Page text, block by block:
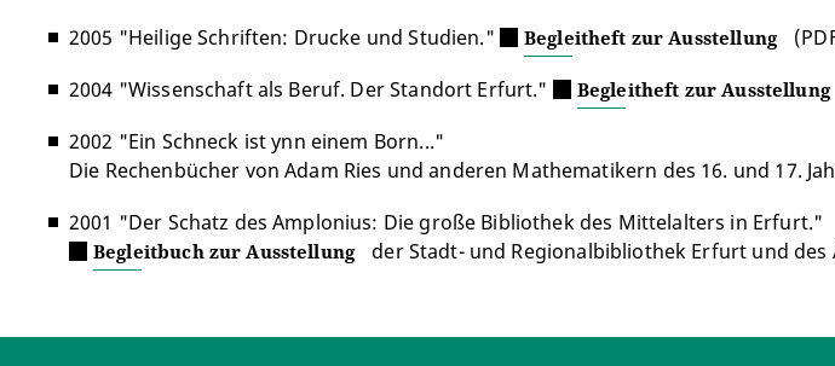
2005 "Heilige Schriften: Drucke und Studien." Begleitheft zur Ausstellung
2004 "Wissenschaft als Beruf. Der Standort Erfurt."
Begleitheft zur Ausstellung
2002 "Ein Schneck ist ynn einem Born...­­"
Die Rechenbücher von Adam Ries und anderen Mathematikern des 16. und 17.
2001 "Der Schatz des Amplonius: Die große Bibliothek des Mittelalters in Erfurt."
Begleitbuch zur Ausstellung der Stadt- und Regionalbibliothek Erfurt und